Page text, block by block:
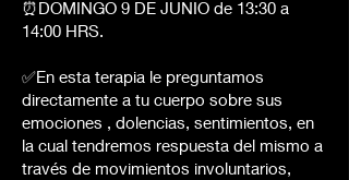
⏰DOMINGO 9 DE JUNIO de 13:30 a
14:00 HRS.
✅En esta terapia le preguntamos
directamente a tu cuerpo sobre sus
emociones , dolencias, sentimientos, en
la cual tendremos respuesta del mismo a
través de movimientos involuntarios,